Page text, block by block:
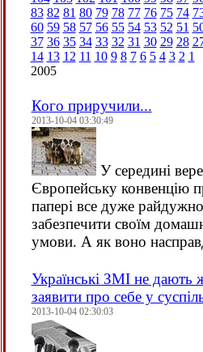
83 82 81 80 79 78 77 76 75 74
60 59 58 57 56 55 54 53 52 51
37 36 35 34 33 32 31 30 29 28
14 13 12 11 10 9 8 7 6 5 4 3 2 1
2005
Кого приручили...
2013-10-04 03:30:49
У середині
Європейську конвенцію
папері все дуже
забезпечити своїм
умови. А як воно
Українські ЗМІ не
заявити про себе у
2013-10-04 02:30:03